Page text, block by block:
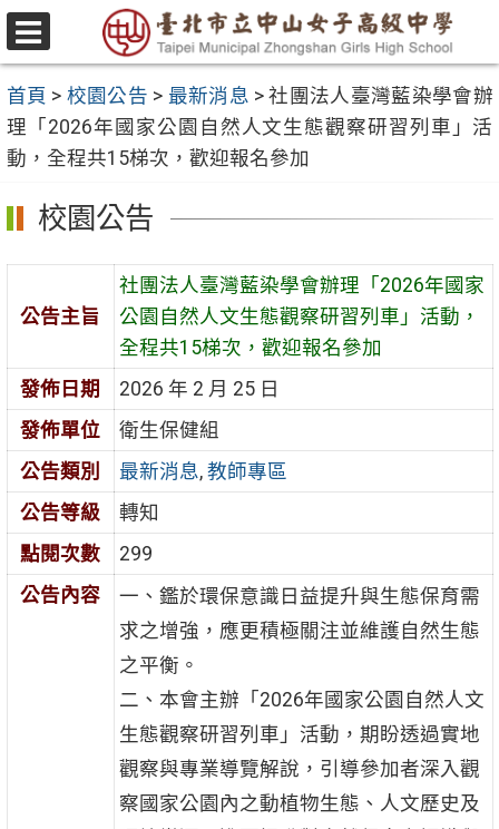
跳
至
要
內
容
區
選
單
首頁 > 校園公告 > 最新消息 >社團法人臺灣藍染學會辦
理「2026年國家公園自然人文生態觀察研習列車」活
動，全程共15梯次，歡迎報名參加
校園公告
公告主旨
社團法人臺灣藍染學會辦理「2026年國家
公園自然人文生態觀察研習列車」活動，
全程共15梯次，歡迎報名參加
發佈日期
2026 年 2 月 25 日
發佈單位
衛生保健組
公告類別
最新消息, 教師專區
公告等級
轉知
點閱次數
299
公告內容
一、鑑於環保意識日益提升與生態保育需
求之增強，應更積極關注並維護自然生態
之平衡。
二、本會主辦「2026年國家公園自然人文
生態觀察研習列車」活動，期盼透過實地
觀察與專業導覽解說，引導參加者深入觀
察國家公園內之動植物生態、人文歷史及